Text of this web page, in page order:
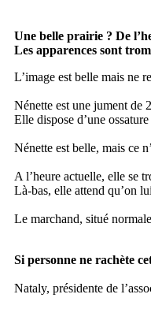
Une belle prairie ? De
Les apparences sont
L’image est belle mais ne
Nénette est une jument de
Elle dispose d’une
Nénette est belle, mais ce
A l’heure actuelle, elle se
Là-bas, elle attend qu’on
Le marchand, situé
Si personne ne rachète
Nataly, présidente de